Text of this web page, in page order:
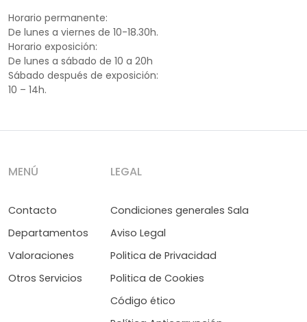
Horario permanente:
De lunes a viernes de 10-18.30h.
Horario exposición:
De lunes a sábado de 10 a 20h
Sábado después de exposición:
10 – 14h.
MENÚ
Contacto
Departamentos
Valoraciones
Otros Servicios
LEGAL
Condiciones generales Sala
Aviso Legal
Politica de Privacidad
Politica de Cookies
Código ético